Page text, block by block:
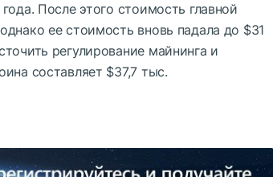
После этого стоимость главной
ее стоимость вновь падала до $31
регулирование майнинга и
составляет $37,7 тыс.